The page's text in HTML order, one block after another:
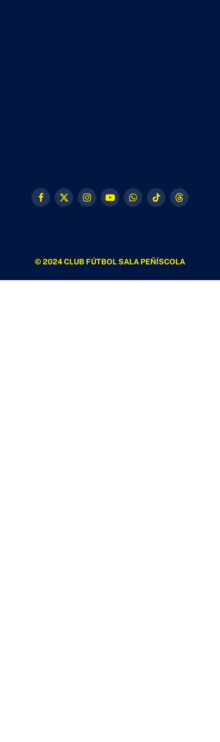
Facebook
X
InstagramYouTubeWhatsAppTikTok Threads
© 2024 CLUB FÚTBOL SALA PEÑÍSCOLA